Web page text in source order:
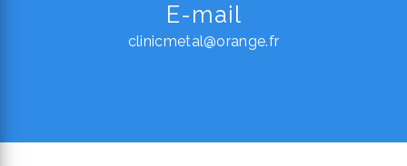
E-mail
clinicmetal@orange.fr